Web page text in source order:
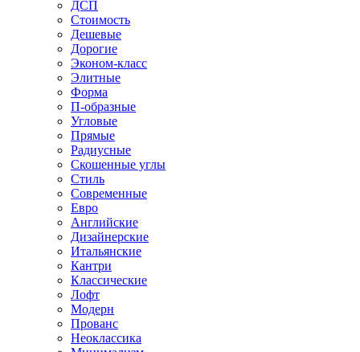
ДСП
Стоимость
Дешевые
Дорогие
Эконом-класс
Элитные
Форма
П-образные
Угловые
Прямые
Радиусные
Скошенные углы
Стиль
Современные
Евро
Английские
Дизайнерские
Итальянские
Кантри
Классические
Лофт
Модерн
Прованс
Неоклассика